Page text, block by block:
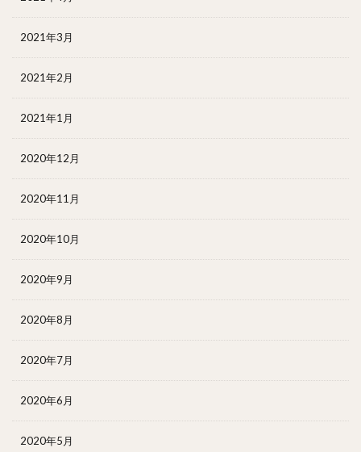
2021年3月
2021年2月
2021年1月
2020年12月
2020年11月
2020年10月
2020年9月
2020年8月
2020年7月
2020年6月
2020年5月